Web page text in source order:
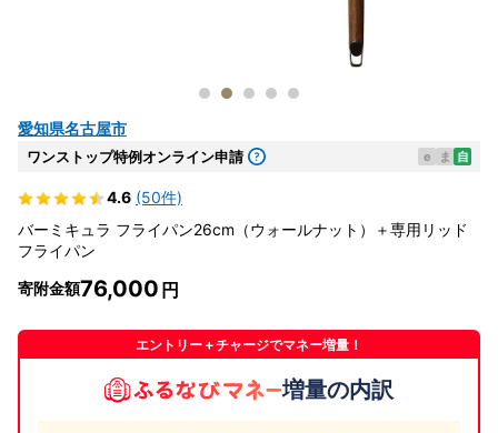
愛知県名古屋市
ワンストップ特例オンライン申請 e ま 自
4.6 (50件)
バーミキュラ フライパン26cm（ウォールナット）＋専用リッド
フライパン
寄附金額76,000
エントリー＋チャージでマネー増量！
増量の内訳